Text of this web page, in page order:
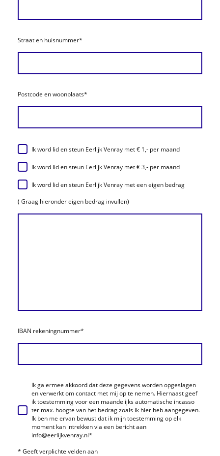
Straat en huisnummer*
Postcode en woonplaats*
Ik word lid en steun Eerlijk Venray met € 1,- per maand
Ik word lid en steun Eerlijk Venray met € 3,- per maand
Ik word lid en steun Eerlijk Venray met een eigen bedrag
( Graag hieronder eigen bedrag invullen)
IBAN rekeningnummer*
Ik ga ermee akkoord dat deze gegevens worden opgeslagen
en verwerkt om contact met mij op te nemen. Hiernaast geef
ik toestemming voor een maandelijks automatische incasso
ter max. hoogte van het bedrag zoals ik hier heb aangegeven.
Ik ben me ervan bewust dat ik mijn toestemming op elk
moment kan intrekken via een bericht aan
info@eerlijkvenray.nl*
* Geeft verplichte velden aan